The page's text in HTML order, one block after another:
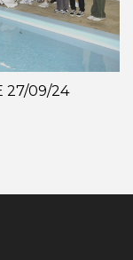
27/09/24